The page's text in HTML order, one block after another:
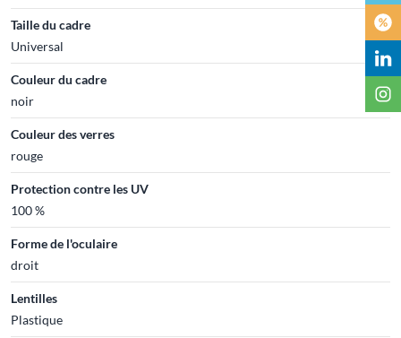
Taille du cadre
Universal
Couleur du cadre
noir
Couleur des verres
rouge
Protection contre les UV
100 %
Forme de l'oculaire
droit
Lentilles
Plastique